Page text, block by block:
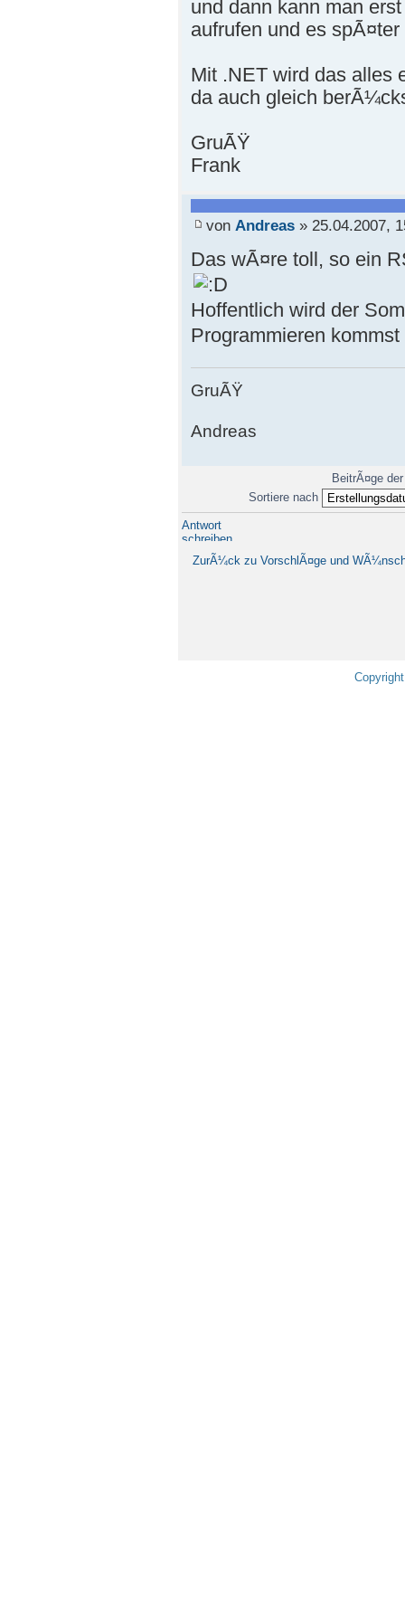
und dann kann man
aufrufen und es
Mit .NET wird das alles
da auch gleich
GruÃŸ
Frank
von Andreas» 25.04.2007,
Das wÃ¤re toll, so ein
Hoffentlich wird der
Programmieren kommst
GruÃŸ
Andreas
BeitrÃ¤ge
Sortiere nach
Antwort
schreiben
ZurÃ¼ck zu VorschlÃ¤ge und